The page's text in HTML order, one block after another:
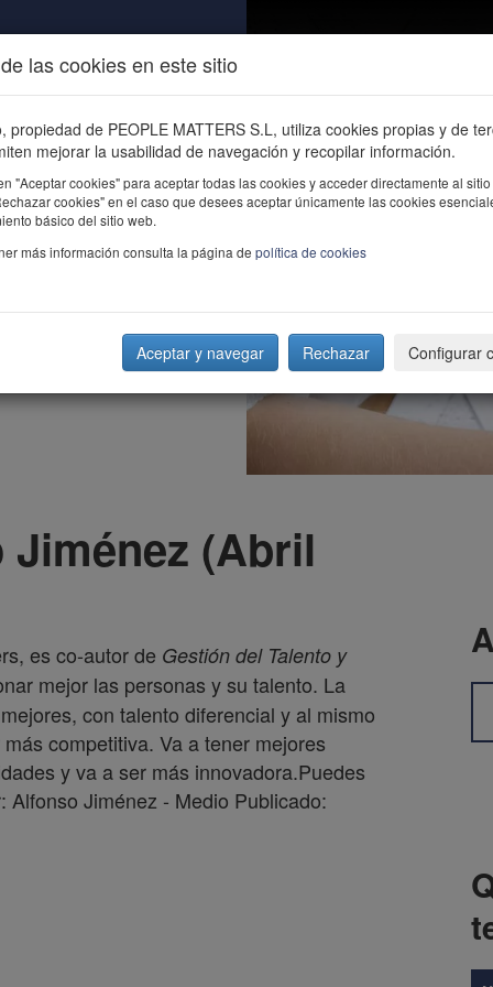
ÚNETE CONTACTO
(Abril 2012)
(Abril
es co-autor de Gestión del Talento y
mejor las personas y su talento. La
con talento diferencial y al mismo
competitiva. Va a tener mejores
y va a ser más innovadora.Puedes
Alfonso Jiménez - Medio Publicado:
las cookies en este sitio
propiedad de PEOPLE MATTERS S.L, utiliza cookies propias y de
mejorar la usabilidad de navegación y recopilar información.
"Aceptar cookies" para aceptar todas las cookies y acceder directamente al
cookies" en el caso que desees aceptar únicamente las cookies
básico del sitio web.
más información consulta la página de política de cookies
Aceptar y navegar Rechazar Configurar